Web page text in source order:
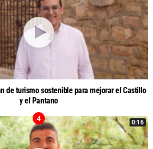
de turismo sostenible para mejorar el Castillo
y el Pantano
0:16